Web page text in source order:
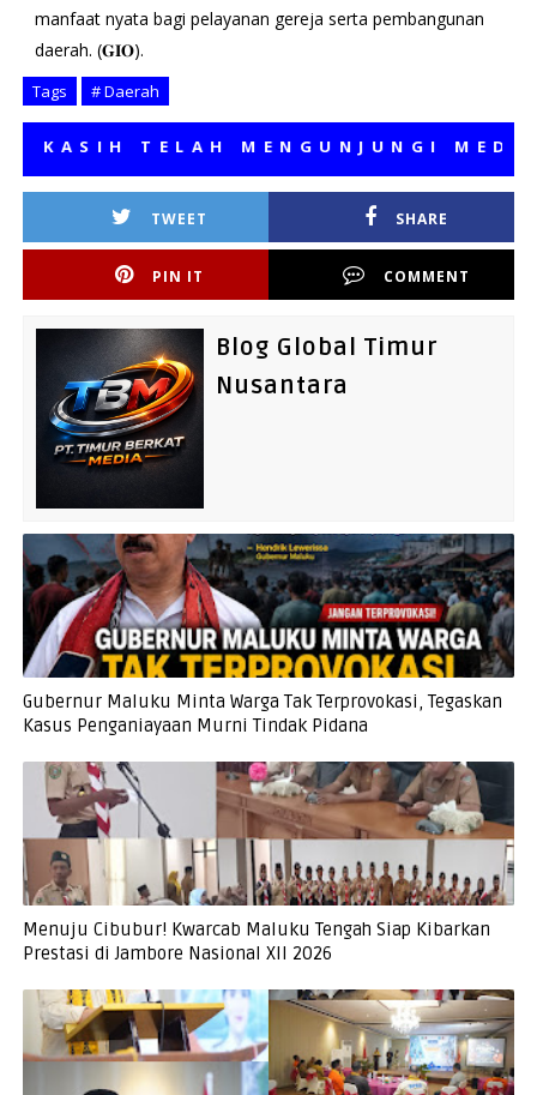
manfaat nyata bagi pelayanan gereja serta pembangunan
daerah. (𝐆𝐈𝐎).
Tags # Daerah
TELAH MENGUNJUNGI MEDIA
TWEET SHARE
PIN IT COMMENT
Blog Global Timur
Nusantara
Gubernur Maluku Minta Warga Tak Terprovokasi, Tegaskan
Kasus Penganiayaan Murni Tindak Pidana
Menuju Cibubur! Kwarcab Maluku Tengah Siap Kibarkan
Prestasi di Jambore Nasional XII 2026